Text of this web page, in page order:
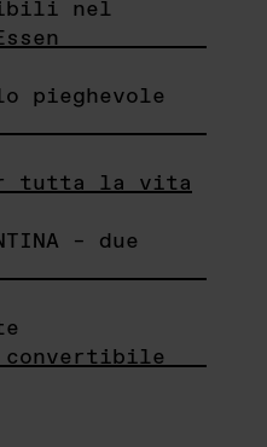
nel
pieghevole
tutta la vita
– due
convertibile